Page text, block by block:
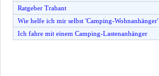
Ratgeber Trabant
Wie helfe ich mir selbst 'Camping-Wohnanhänger'
Ich fahre mit einem Camping-Lastenanhänger